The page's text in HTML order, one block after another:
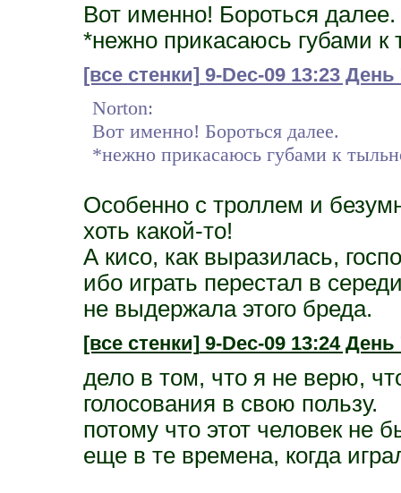
Вот именно! Бороться далее.
*нежно прикасаюсь губами
[все стенки] 9-Dec-09 13:23
Norton:
Вот именно! Бороться далее.
*нежно прикасаюсь губами к
Особенно с троллем и
хоть какой-то!
А кисо, как выразилась,
ибо играть перестал в
не выдержала этого бреда.
[все стенки]9-Dec-09 13:24 День
дело в том, что я не верю,
голосования в свою пользу.
потому что этот человек не
еще в те времена, когда